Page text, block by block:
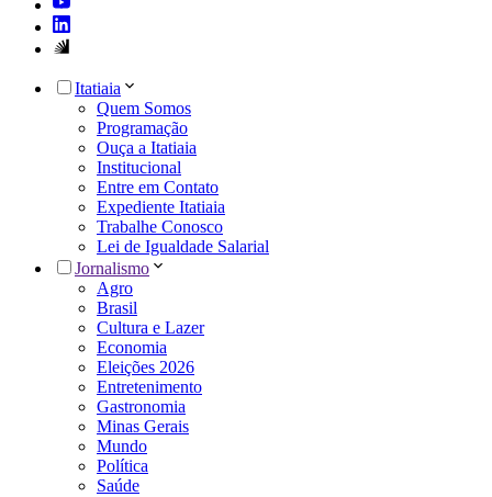
Itatiaia
Quem Somos
Programação
Ouça a Itatiaia
Institucional
Entre em Contato
Expediente Itatiaia
Trabalhe Conosco
Lei de Igualdade Salarial
Jornalismo
Agro
Brasil
Cultura e Lazer
Economia
Eleições 2026
Entretenimento
Gastronomia
Minas Gerais
Mundo
Política
Saúde